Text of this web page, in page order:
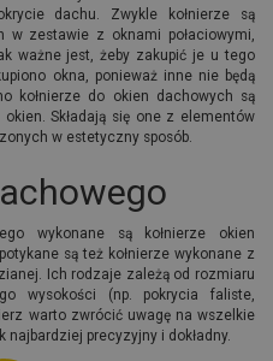
dachu. Zwykle kołnierze są
w zestawie z oknami połaciowymi,
ważne jest, żeby zakupić je u tego
okna, ponieważ inne nie będą
kołnierze do okien dachowych są
Składają się one z elementów
w estetyczny sposób.
wykonane są kołnierze okien
są też kołnierze wykonane z
Ich rodzaje zależą od rozmiaru
wysokości (np. pokrycia faliste,
warto zwrócić uwagę na wszelkie
najbardziej precyzyjny i dokładny.